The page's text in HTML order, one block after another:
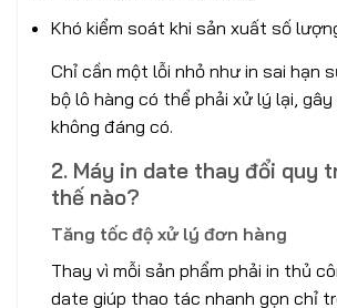
Khó kiểm soát khi sản xuất số
Chỉ cần một lỗi nhỏ như in sai hạn
bộ lô hàng có thể phải xử lý lại,
không đáng có.
2. Máy in date thay đổi quy
thế nào?
Tăng tốc độ xử lý đơn hàng
Thay vì mỗi sản phẩm phải in thủ
date giúp thao tác nhanh gọn chỉ